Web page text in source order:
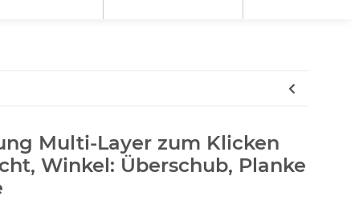
Multi-Layer zum Klicken
Winkel: Überschub, Planke